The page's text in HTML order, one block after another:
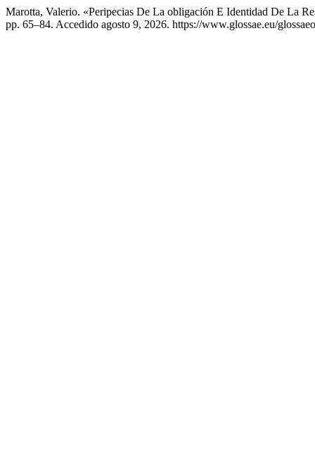
Marotta, Valerio. «Peripecias De La obligación E Identidad De La
pp. 65–84. Accedido agosto 9, 2026. https://www.glossae.eu/